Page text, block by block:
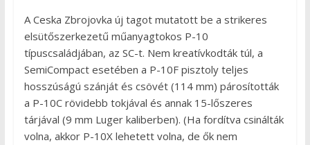
A Ceska Zbrojovka új tagot mutatott be a strikeres
elsütőszerkezetű műanyagtokos P-10
típuscsaládjában, az SC-t. Nem kreatívkodták túl, a
SemiCompact esetében a P-10F pisztoly teljes
hosszúságú szánját és csövét (114 mm) párosították
a P-10C rövidebb tokjával és annak 15-lőszeres
tárjával (9 mm Luger kaliberben). (Ha fordítva csinálták
volna, akkor P-10X lehetett volna, de ők nem